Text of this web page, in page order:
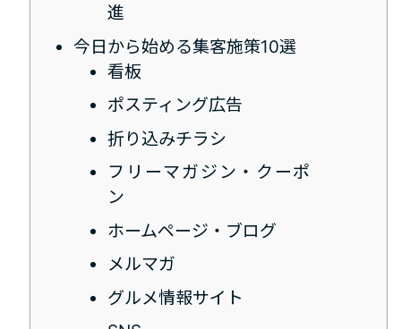
進
今日から始める集客施策10選
看板
ポスティング広告
折り込みチラシ
フリーマガジン・クーポ
ン
ホームページ・ブログ
メルマガ
グルメ情報サイト